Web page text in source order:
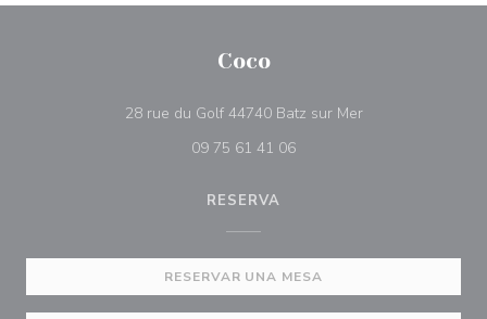
Coco
28 rue du Golf 44740 Batz sur Mer((abre en una
09 75 61 41 06
RESERVA
RESERVAR UNA MESA